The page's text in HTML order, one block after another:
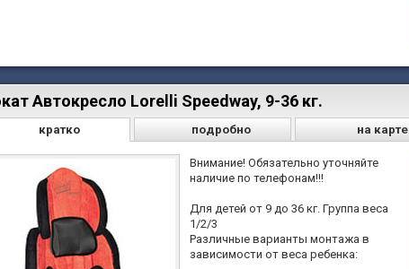
Автокресло Lorelli Speedway, 9-36 кг.
кратко подробно на карте
Внимание! Обязательно уточняйте
наличие по телефонам!!!
Для детей от 9 до 36 кг. Группа веса
1/2/3
Различные варианты монтажа в
зависимости от веса ребенка: